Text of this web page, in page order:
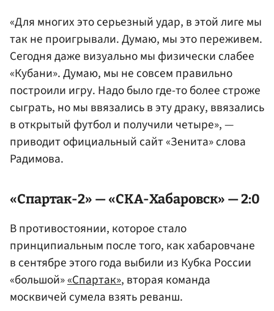
«Для многих это серьезный удар, в этой лиге мы
так не проигрывали. Думаю, мы это переживем.
Сегодня даже визуально мы физически слабее
«Кубани». Думаю, мы не совсем правильно
построили игру. Надо было где-то более строже
сыграть, но мы ввязались в эту драку, ввязались
в открытый футбол и получили четыре», —
приводит официальный сайт «Зенита» слова
Радимова.
«Спартак-2» — «СКА-Хабаровск» — 2:0
В противостоянии, которое стало
принципиальным после того, как хабаровчане
в сентябре этого года выбили из Кубка России
«большой»«Спартак», вторая команда
москвичей сумела взять реванш.